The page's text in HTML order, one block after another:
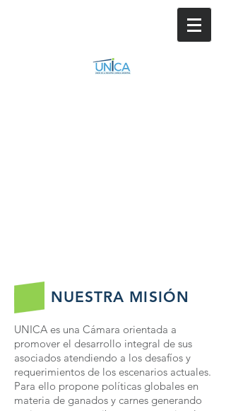
NUESTRA MISIÓN
UNICA es una Cámara orientada a
promover el desarrollo integral de sus
asociados atendiendo a los desafíos y
requerimientos de los escenarios actuales.
Para ello propone políticas globales en
materia de ganados y carnes generando